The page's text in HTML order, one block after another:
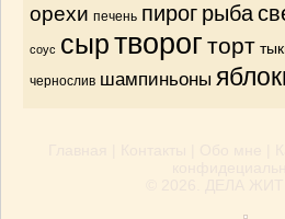
орехи печень пирог рыба
соус сыртворог торт
чернослив шампиньоны